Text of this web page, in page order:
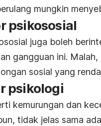
mungkin
psikososial
juga boleh
gangguan ini.
sosial yang
psikologi
kemurungan dan
tidak jelas sama